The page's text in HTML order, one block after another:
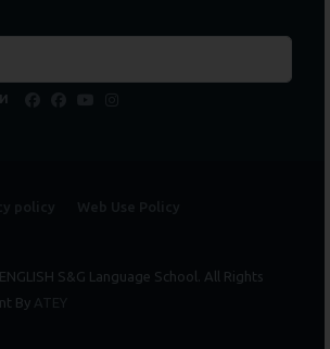
S&G Language School. All Rights
By